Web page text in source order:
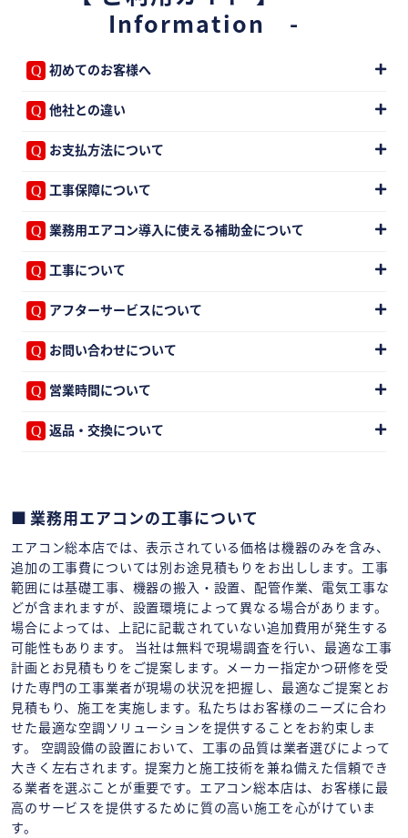
Information -
初めてのお客様へ
他社との違い
お支払方法について
工事保障について
業務用エアコン導入に使える補助金について
工事について
アフターサービスについて
お問い合わせについて
営業時間について
返品・交換について
業務用エアコンの工事について
エアコン総本店では、表示されている価格は機器のみを含み、
追加の工事費については別お途見積もりをお出しします。工事
範囲には基礎工事、機器の搬入・設置、配管作業、電気工事な
どが含まれますが、設置環境によって異なる場合があります。
場合によっては、上記に記載されていない追加費用が発生する
可能性もあります。 当社は無料で現場調査を行い、最適な工事
計画とお見積もりをご提案します。メーカー指定かつ研修を受
けた専門の工事業者が現場の状況を把握し、最適なご提案とお
見積もり、施工を実施します。私たちはお客様のニーズに合わ
せた最適な空調ソリューションを提供することをお約束しま
す。 空調設備の設置において、工事の品質は業者選びによって
大きく左右されます。提案力と施工技術を兼ね備えた信頼でき
る業者を選ぶことが重要です。エアコン総本店は、お客様に最
高のサービスを提供するために質の高い施工を心がけていま
す。